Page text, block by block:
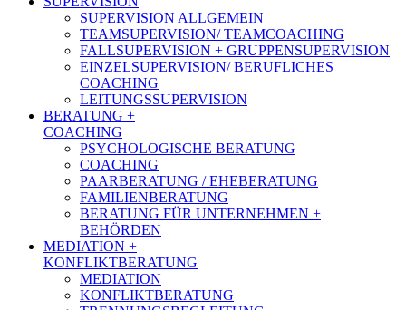
SUPERVISION ALLGEMEIN
TEAMSUPERVISION/ TEAMCOACHING
FALLSUPERVISION + GRUPPENSUPERVISION
EINZELSUPERVISION/ BERUFLICHES
COACHING
LEITUNGSSUPERVISION
BERATUNG +
COACHING
PSYCHOLOGISCHE BERATUNG
COACHING
PAARBERATUNG / EHEBERATUNG
FAMILIENBERATUNG
BERATUNG FÜR UNTERNEHMEN +
BEHÖRDEN
MEDIATION +
KONFLIKTBERATUNG
MEDIATION
KONFLIKTBERATUNG